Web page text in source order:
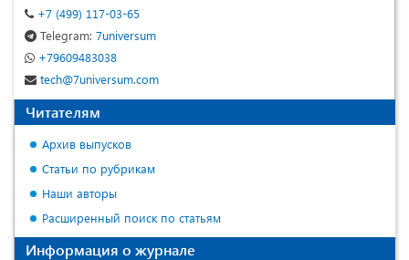
+7 (499) 117-03-65
Telegram: 7universum
+79609483038
tech@7universum.com
Читателям
Архив выпусков
Статьи по рубрикам
Наши авторы
Расширенный поиск по статьям
Информация о журнале